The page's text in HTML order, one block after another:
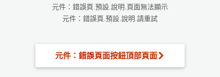
元件：錯誤頁.預設.說明.頁面無法顯示
元件：錯誤頁.預設.說明.請重試
元件：錯誤頁面按鈕頂部頁面